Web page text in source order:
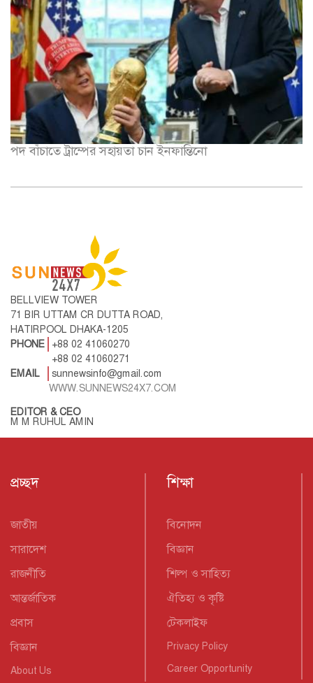
পদ বাঁচাতে ট্রাম্পের সহায়তা চান ইনফান্তিনো
BELLVIEW TOWER
71 BIR UTTAM CR DUTTA ROAD,
HATIRPOOL DHAKA-1205
PHONE
+88 02 41060270
+88 02 41060271
EMAIL
sunnewsinfo@gmail.com
WWW.SUNNEWS24X7.COM
EDITOR & CEO
M M RUHUL AMIN
প্রচ্ছদ
জাতীয়
সারাদেশ
রাজনীতি
আন্তর্জাতিক
প্রবাস
বিজ্ঞান
About Us
শিক্ষা
বিনোদন
বিজ্ঞান
শিল্প ও সাহিত্য
ঐতিহ্য ও কৃষ্টি
টেকলাইফ
Privacy Policy
Career Opportunity